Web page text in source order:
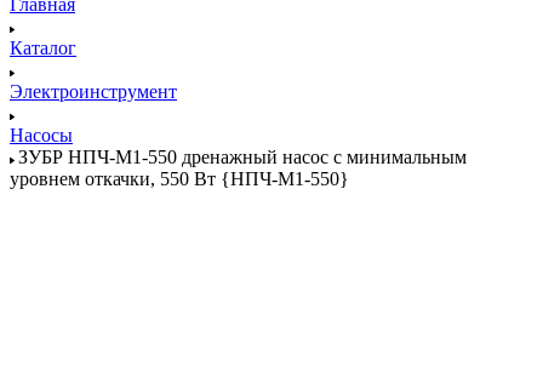
Главная
Каталог
Электроинструмент
Насосы
ЗУБР НПЧ-М1-550 дренажный насос с минимальным
уровнем откачки, 550 Вт {НПЧ-М1-550}